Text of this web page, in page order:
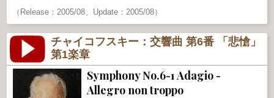
（Release：2005/08、Update：2005/08）
チャイコフスキー：交響曲 第6番 「悲愴」
第1楽章
Symphony No.6-1 Adagio -
Allegro non troppo